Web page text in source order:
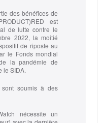
des bénéfices de
est
de lutte contre le
2022, la moitié
de riposte au
le Fonds mondial
la pandémie de
le SIDA.
sont soumis à des
nécessite un